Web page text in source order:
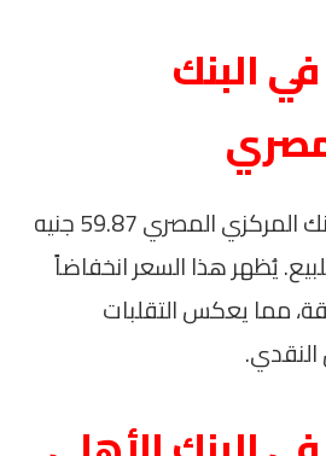
البنك
بلغ سعر اليورو في البنك المركزي المصري 59.87 جنيه
جنيه للبيع. يُظهر هذا السعر انخفاضاً
مما يعكس التقلبات